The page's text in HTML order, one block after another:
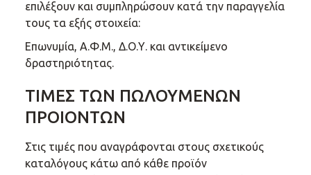
επιλέξουν και συμπληρώσουν κατά την παραγγελία
τους τα εξής στοιχεία:
Επωνυμία, Α.Φ.Μ., Δ.Ο.Υ. και αντικείμενο
δραστηριότητας.
ΤΙΜΕΣ ΤΩΝ ΠΩΛΟΥΜΕΝΩΝ
ΠΡΟΙΟΝΤΩΝ
Στις τιμές που αναγράφονται στους σχετικούς
καταλόγους κάτω από κάθε προϊόν